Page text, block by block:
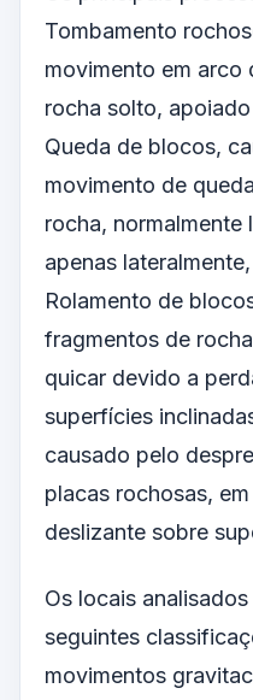
Tombamento
movimento em arco
rocha solto,
Queda de blocos,
movimento de
rocha, normalmente
apenas
Rolamento de
fragmentos de
quicar devido a
superfícies
causado pelo
placas rochosas,
deslizante sobre
Os locais
seguintes
movimentos